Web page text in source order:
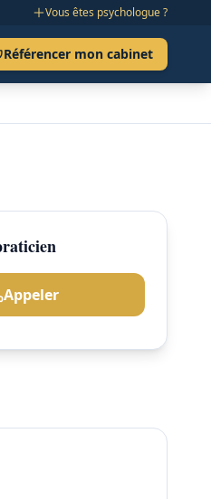
Vous êtes psychologue ?
Référencer mon cabinet
Appeler